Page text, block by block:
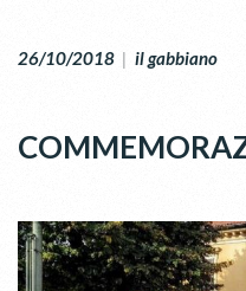
26/10/2018 | il gabbiano